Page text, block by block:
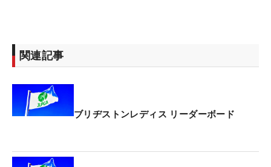
題なしを強調。「もったいないボギーもあれば、バ
ーディにはつながらないプレーもたくさんありまし
も打てていた」とポジティブな要素も見いだせた。
ボケなどの調整を行う。31日（日)からは練習ラウ
関連記事
ブリヂストンレディス リーダーボード